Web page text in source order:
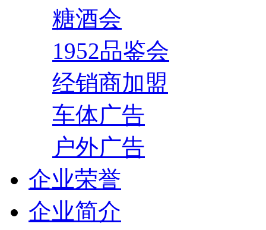
糖酒会
1952品鉴会
经销商加盟
车体广告
户外广告
企业荣誉
企业简介